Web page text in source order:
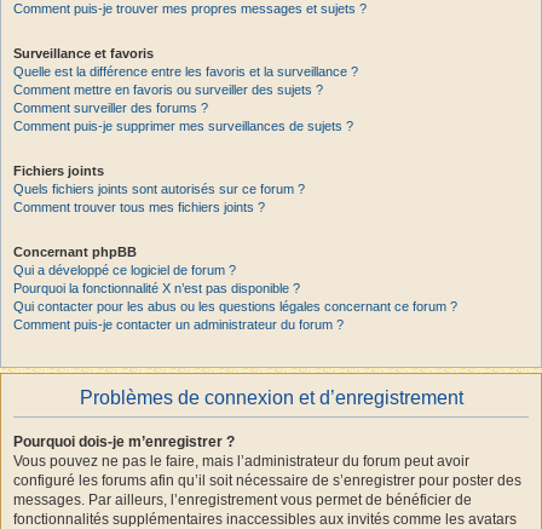
Comment puis-je trouver mes propres messages et sujets ?
Surveillance et favoris
Quelle est la différence entre les favoris et la surveillance ?
Comment mettre en favoris ou surveiller des sujets ?
Comment surveiller des forums ?
Comment puis-je supprimer mes surveillances de sujets ?
Fichiers joints
Quels fichiers joints sont autorisés sur ce forum ?
Comment trouver tous mes fichiers joints ?
Concernant phpBB
Qui a développé ce logiciel de forum ?
Pourquoi la fonctionnalité X n’est pas disponible ?
Qui contacter pour les abus ou les questions légales concernant ce forum ?
Comment puis-je contacter un administrateur du forum ?
Problèmes de connexion et d’enregistrement
Pourquoi dois-je m’enregistrer ?
Vous pouvez ne pas le faire, mais l’administrateur du forum peut avoir
configuré les forums afin qu’il soit nécessaire de s’enregistrer pour poster des
messages. Par ailleurs, l’enregistrement vous permet de bénéficier de
fonctionnalités supplémentaires inaccessibles aux invités comme les avatars